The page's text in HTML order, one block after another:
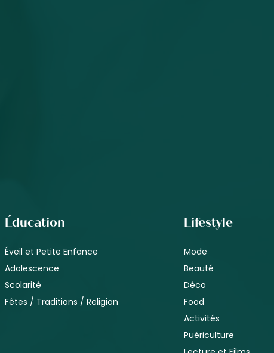
Éducation
Éveil et Petite Enfance
Adolescence
Scolarité
Fêtes / Traditions / Religion
Lifestyle
Mode
Beauté
Déco
Food
Activités
Puériculture